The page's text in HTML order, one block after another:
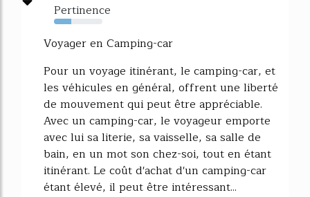
Pertinence
36%
Voyager en Camping-car
Pour un voyage itinérant, le camping-car, et
les véhicules en général, offrent une liberté
de mouvement qui peut être appréciable.
Avec un camping-car, le voyageur emporte
avec lui sa literie, sa vaisselle, sa salle de
bain, en un mot son chez-soi, tout en étant
itinérant. Le coût d'achat d'un camping-car
étant élevé, il peut être intéressant...